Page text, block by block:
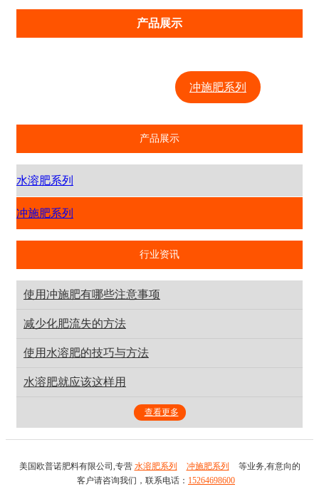
产品展示
冲施肥系列
产品展示
水溶肥系列
冲施肥系列
行业资讯
使用冲施肥有哪些注意事项
减少化肥流失的方法
使用水溶肥的技巧与方法
水溶肥就应该这样用
查看更多
美国欧普诺肥料有限公司,专营 水溶肥系列 冲施肥系列
等业务,有意向的
客户请咨询我们，联系电话： 15264698600